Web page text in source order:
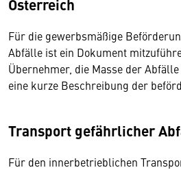
Österreich
Für die gewerbsmäßige
Abfälle ist ein Dokument
Übernehmer, die Masse der
eine kurze Beschreibung der
Transport gefährlicher
Für den innerbetrieblichen